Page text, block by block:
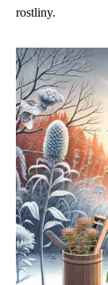
rostliny.